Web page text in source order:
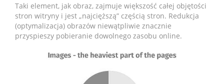
Taki element, jak obraz, zajmuje większość całej objętości
stron witryny i jest „najcięższą” częścią stron. Redukcja
(optymalizacja) obrazów niewątpliwie znacznie
przyspieszy pobieranie dowolnego zasobu online.